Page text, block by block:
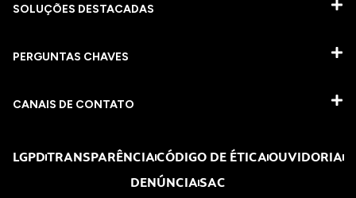
SOLUÇÕES DESTACADAS
PERGUNTAS CHAVES​
CANAIS DE CONTATO
LGPDTRANSPARÊNCIACÓDIGO DE ÉTICAOUVIDORIA
DENÚNCIASAC